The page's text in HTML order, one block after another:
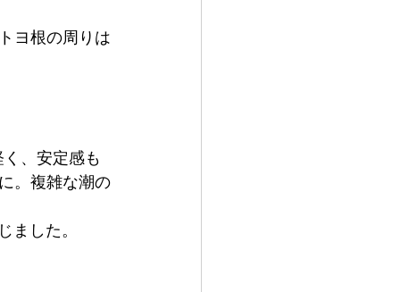
ヨ根の周りは
、安定感も
。複雑な潮の
ました。